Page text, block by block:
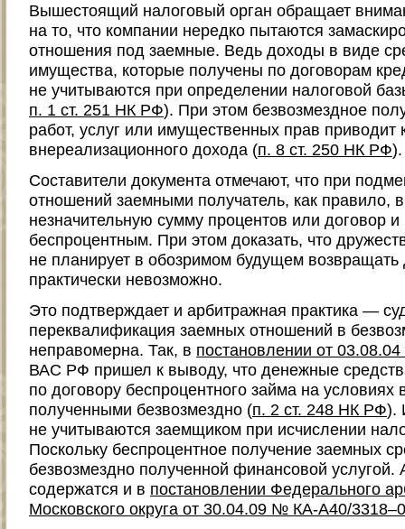
Вышестоящий налоговый орган обращает
на то, что компании нередко пытаются
отношения под заемные. Ведь доходы в виде
имущества, которые получены по договорам
не учитываются при определении налоговой
п. 1 ст. 251 НК РФ). При этом безвозмездное
работ, услуг или имущественных прав приводит
внереализационного дохода (п. 8 ст. 250 НК РФ).
Составители документа отмечают, что при
отношений заемными получатель, как правило,
незначительную сумму процентов или договор
беспроцентным. При этом доказать, что
не планирует в обозримом будущем возвращать
практически невозможно.
Это подтверждает и арбитражная практика —
переквалификация заемных отношений в
неправомерна. Так, в постановлении от
ВАС РФ пришел к выводу, что денежные
по договору беспроцентного займа на условиях
полученными безвозмездно (п. 2 ст. 248 НК РФ).
не учитываются заемщиком при исчислении
Поскольку беспроцентное получение заемных
безвозмездно полученной финансовой
содержатся и в постановлении Федерального
Московского округа от 30.04.09 № КА-А40/